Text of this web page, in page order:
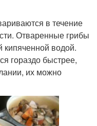
в течение
Отваренные грибы
кипяченной водой.
гораздо быстрее,
их можно